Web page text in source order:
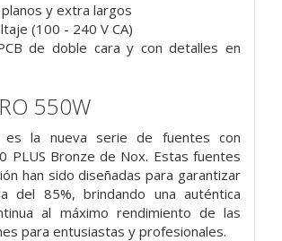
y extra largos
(100 - 240 V CA)
de doble cara y con detalles en
550W
es la nueva serie de fuentes con
PLUS Bronze de Nox. Estas fuentes
han sido diseñadas para garantizar
del 85%, brindando una auténtica
al máximo rendimiento de las
para entusiastas y profesionales.